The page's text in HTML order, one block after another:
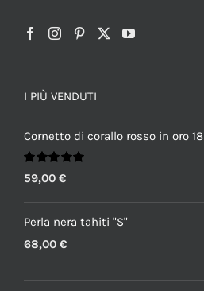
I PIÙ VENDUTI
Cornetto di corallo rosso in oro
Valutato
5.00 su 5
59,00 €
Perla nera tahiti "S"
68,00 €